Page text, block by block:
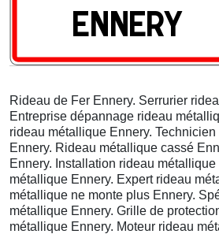
Rideau de Fer Ennery. Serrurier
Entreprise dépannage rideau
rideau métallique Ennery.
Ennery. Rideau métallique cassé
Ennery. Installation rideau métallique
métallique Ennery. Expert rideau
métallique ne monte plus Ennery.
métallique Ennery. Grille de
métallique Ennery. Moteur rideau